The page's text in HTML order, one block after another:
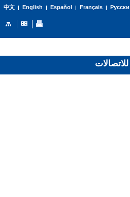
中文| English | Español | Français|